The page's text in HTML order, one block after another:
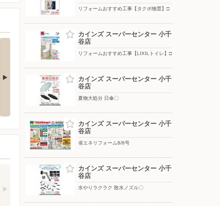
テント
水やりラクラク 散水ノズル〇 夏物大処分 移動式クーラー〇
リフォームおすすめ工事【タクボ物置】□
カインズ スーパーセンター 小千
谷店
リフォームおすすめ工事【LIXILトイレ】□
カインズ スーパーセンター 小千
谷店
夏物大処分 日傘〇
カインズ スーパーセンター 小千
谷店
省エネリフォーム8/8号
カインズ スーパーセンター 小千
谷店
水やりラクラク 散水ノズル〇